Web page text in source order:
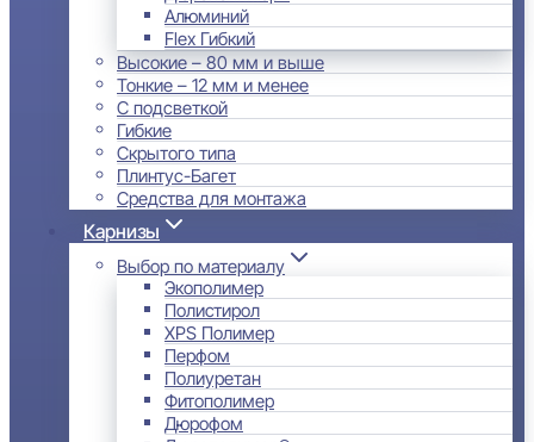
Алюминий
Flex Гибкий
Высокие – 80 мм и выше
Тонкие – 12 мм и менее
С подсветкой
Гибкие
Скрытого типа
Плинтус-Багет
Средства для монтажа
Карнизы
Выбор по материалу
Экополимер
Полистирол
XPS Полимер
Перфом
Полиуретан
Фитополимер
Дюрофом